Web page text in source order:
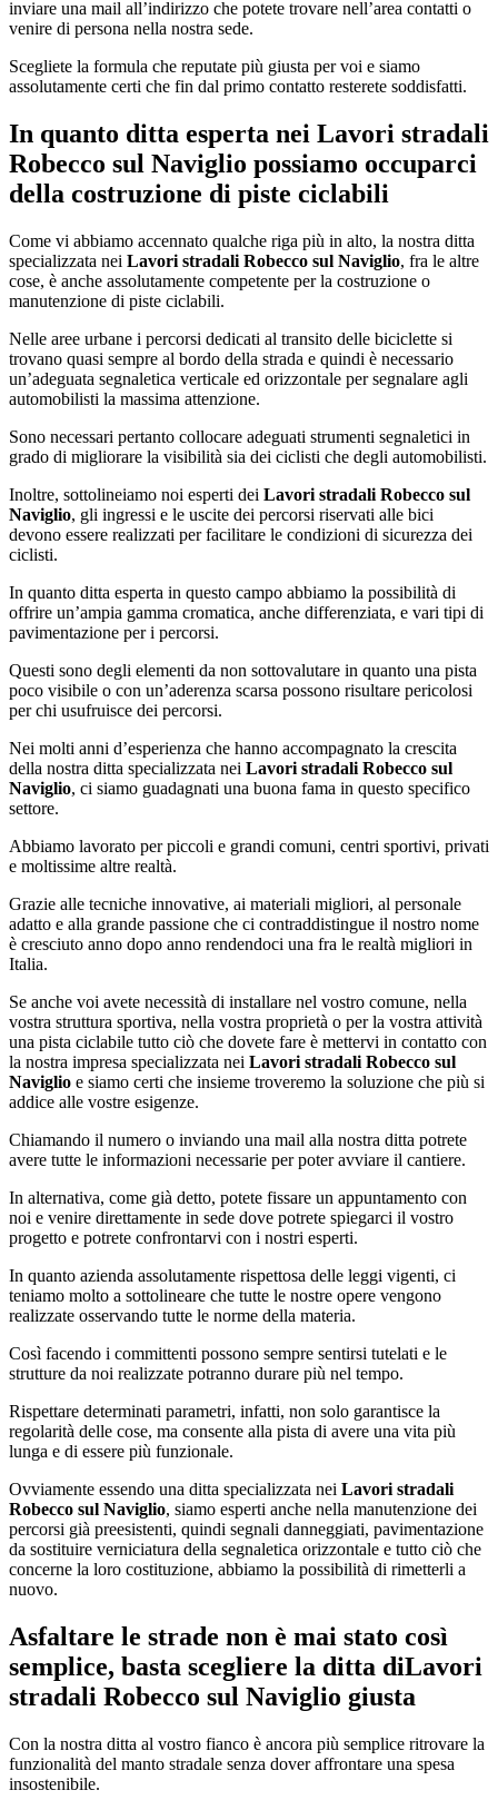
inviare una mail all’indirizzo che potete trovare nell’area contatti o
venire di persona nella nostra sede.
Scegliete la formula che reputate più giusta per voi e siamo
assolutamente certi che fin dal primo contatto resterete soddisfatti.
In quanto ditta esperta nei Lavori stradali
Robecco sul Naviglio possiamo occuparci
della costruzione di piste ciclabili
Come vi abbiamo accennato qualche riga più in alto, la nostra ditta
specializzata nei Lavori stradali Robecco sul Naviglio, fra le altre
cose, è anche assolutamente competente per la costruzione o
manutenzione di piste ciclabili.
Nelle aree urbane i percorsi dedicati al transito delle biciclette si
trovano quasi sempre al bordo della strada e quindi è necessario
un’adeguata segnaletica verticale ed orizzontale per segnalare agli
automobilisti la massima attenzione.
Sono necessari pertanto collocare adeguati strumenti segnaletici in
grado di migliorare la visibilità sia dei ciclisti che degli automobilisti.
Inoltre, sottolineiamo noi esperti dei Lavori stradali Robecco sul
Naviglio, gli ingressi e le uscite dei percorsi riservati alle bici
devono essere realizzati per facilitare le condizioni di sicurezza dei
ciclisti.
In quanto ditta esperta in questo campo abbiamo la possibilità di
offrire un’ampia gamma cromatica, anche differenziata, e vari tipi di
pavimentazione per i percorsi.
Questi sono degli elementi da non sottovalutare in quanto una pista
poco visibile o con un’aderenza scarsa possono risultare pericolosi
per chi usufruisce dei percorsi.
Nei molti anni d’esperienza che hanno accompagnato la crescita
della nostra ditta specializzata nei Lavori stradali Robecco sul
Naviglio, ci siamo guadagnati una buona fama in questo specifico
settore.
Abbiamo lavorato per piccoli e grandi comuni, centri sportivi, privati
e moltissime altre realtà.
Grazie alle tecniche innovative, ai materiali migliori, al personale
adatto e alla grande passione che ci contraddistingue il nostro nome
è cresciuto anno dopo anno rendendoci una fra le realtà migliori in
Italia.
Se anche voi avete necessità di installare nel vostro comune, nella
vostra struttura sportiva, nella vostra proprietà o per la vostra attività
una pista ciclabile tutto ciò che dovete fare è mettervi in contatto con
la nostra impresa specializzata nei Lavori stradali Robecco sul
Naviglio e siamo certi che insieme troveremo la soluzione che più si
addice alle vostre esigenze.
Chiamando il numero o inviando una mail alla nostra ditta potrete
avere tutte le informazioni necessarie per poter avviare il cantiere.
In alternativa, come già detto, potete fissare un appuntamento con
noi e venire direttamente in sede dove potrete spiegarci il vostro
progetto e potrete confrontarvi con i nostri esperti.
In quanto azienda assolutamente rispettosa delle leggi vigenti, ci
teniamo molto a sottolineare che tutte le nostre opere vengono
realizzate osservando tutte le norme della materia.
Così facendo i committenti possono sempre sentirsi tutelati e le
strutture da noi realizzate potranno durare più nel tempo.
Rispettare determinati parametri, infatti, non solo garantisce la
regolarità delle cose, ma consente alla pista di avere una vita più
lunga e di essere più funzionale.
Ovviamente essendo una ditta specializzata nei Lavori stradali
Robecco sul Naviglio, siamo esperti anche nella manutenzione dei
percorsi già preesistenti, quindi segnali danneggiati, pavimentazione
da sostituire verniciatura della segnaletica orizzontale e tutto ciò che
concerne la loro costituzione, abbiamo la possibilità di rimetterli a
nuovo.
Asfaltare le strade non è mai stato così
semplice, basta scegliere la ditta diLavori
stradali Robecco sul Naviglio giusta
Con la nostra ditta al vostro fianco è ancora più semplice ritrovare la
funzionalità del manto stradale senza dover affrontare una spesa
insostenibile.